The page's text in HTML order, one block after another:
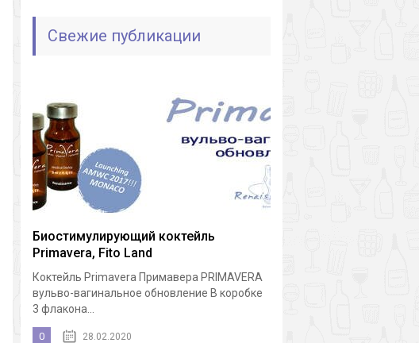
Свежие публикации
Биостимулирующий коктейль
Primavera, Fito Land
Коктейль Primavera Примавера PRIMAVERA
вульво-вагинальное обновление В коробке
3 флакона...
0 28.02.2020